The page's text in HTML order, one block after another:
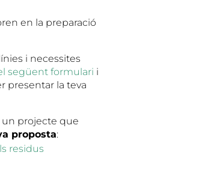
en la preparació
i necessites
següent formulari i
presentar la teva
un projecte que
proposta:
residus